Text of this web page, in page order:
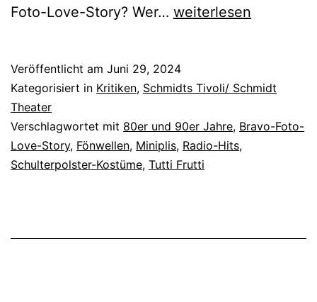
Foto-Love-Story? Wer… Oberaffengeil
weiterlesen
Veröffentlicht am Juni 29, 2024
Kategorisiert in Kritiken, Schmidts Tivoli/ Schmidt
Theater
Verschlagwortet mit 80er und 90er Jahre, Bravo-Foto-
Love-Story, Fönwellen, Miniplis, Radio-Hits,
Schulterpolster-Kostüme, Tutti Frutti